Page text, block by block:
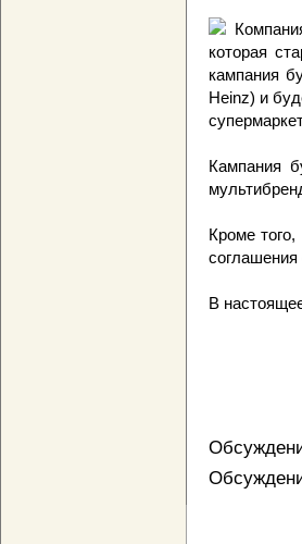
которая
кампания
Heinz) и
Кампания
Кроме
В